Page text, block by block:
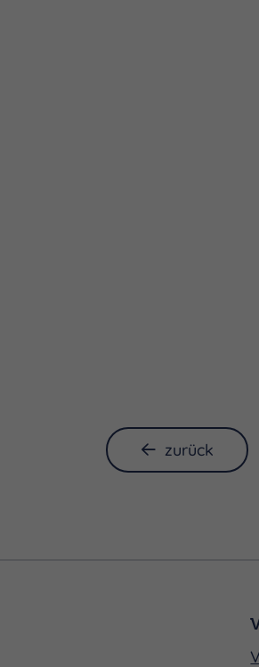
zu verleihen, dann ist es
zurück